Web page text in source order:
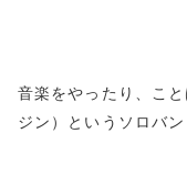
音楽をやったり、こ
ジン）というソロバン